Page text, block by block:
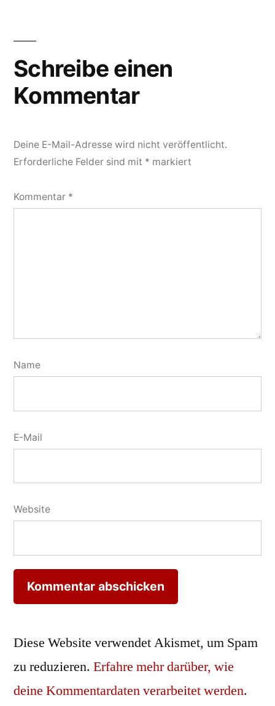
Schreibe einen
Kommentar
Deine E-Mail-Adresse wird nicht veröffentlicht.
Erforderliche Felder sind mit * markiert
Kommentar *
Name
E-Mail
Website
Diese Website verwendet Akismet, um Spam
zu reduzieren. Erfahre mehr darüber, wie
deine Kommentardaten verarbeitet werden.